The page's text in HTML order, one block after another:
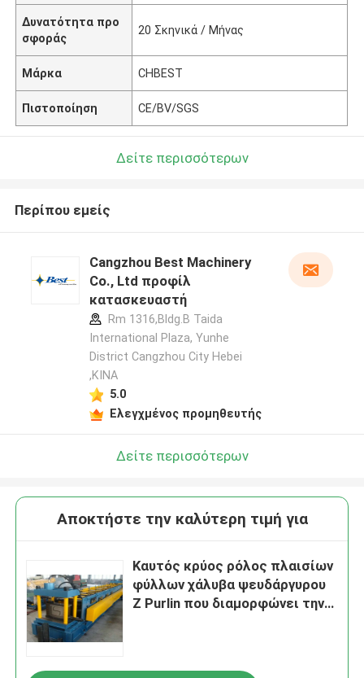
Δυνατότητα προ
σφοράς
20 Σκηνικά / Μήνας
Μάρκα CHBEST
Πιστοποίηση CE/BV/SGS
Δείτε περισσότερων
Περίπου εμείς
Cangzhou Best Machinery
Co., Ltd προφίλ
κατασκευαστή
Rm 1316,Bldg.B Taida
International Plaza, Yunhe
District Cangzhou City Hebei
,ΚΙΝΑ
5.0
Ελεγχμένος προμηθευτής
Δείτε περισσότερων
Αποκτήστε την καλύτερη τιμή για
Καυτός κρύος ρόλος πλαισίων
φύλλων χάλυβα ψευδάργυρου
Ζ Purlin που διαμορφώνει την